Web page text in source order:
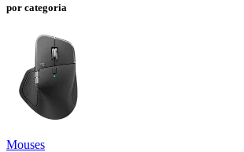
por categoria
Mouses